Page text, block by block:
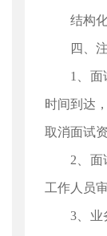
结构
四、
1、
时间到达
取消面试资
2、
工作人员
3、业